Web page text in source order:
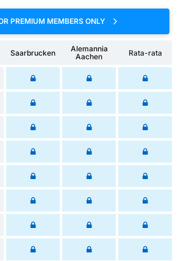
PREMIUM MEMBERS ONLY
Saarbrucken
Alemannia
Aachen
Rata-rata